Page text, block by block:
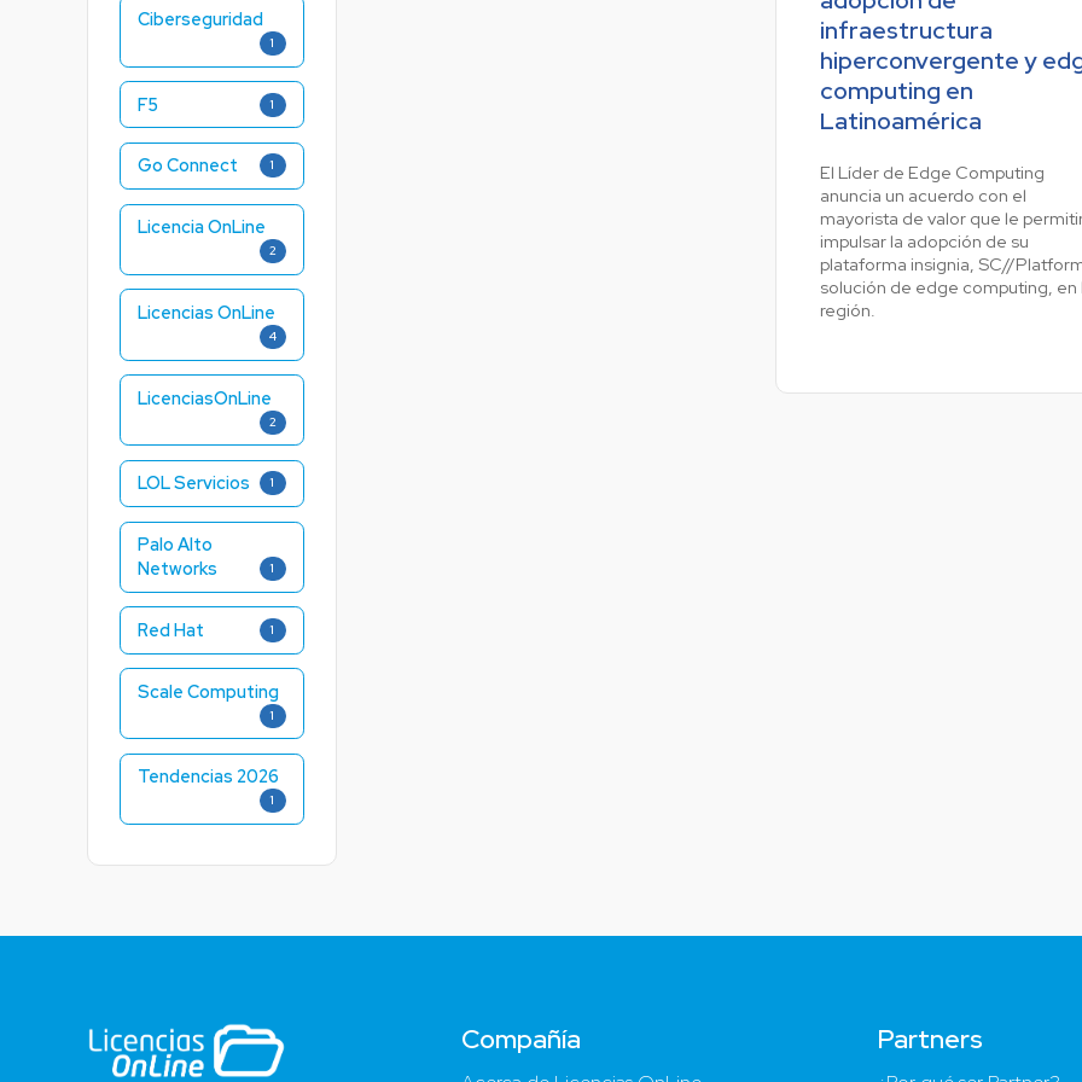
Ciberseguridad
1
F5 1
Go Connect 1
Licencia OnLine
2
Licencias OnLine
4
LicenciasOnLine
2
LOL Servicios 1
Palo Alto
Networks
1
Red Hat 1
Scale Computing
1
Tendencias 2026
1
infraestructura
hiperconvergente y
computing en
Latinoamérica
El Líder de Edge Computing
anuncia un acuerdo con el
mayorista de valor que le
impulsar la adopción de su
plataforma insignia, SC//
solución de edge computing, en
región.
Compañía Partners